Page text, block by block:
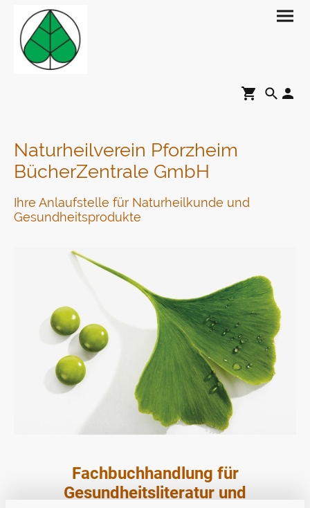
Naturheilverein Pforzheim
BücherZentrale GmbH
Ihre Anlaufstelle für Naturheilkunde und
Gesundheitsprodukte
Fachbuchhandlung für
Gesundheitsliteratur und